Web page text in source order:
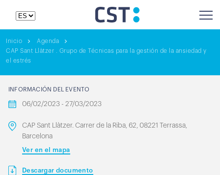
Inicio
Agenda
CAP Sant Llàtzer . Grupo de Técnicas para la gestión de la ansiedad y
el estrés
INFORMACIÓN DEL EVENTO
06/02/2023 - 27/03/2023
CAP Sant Llàtzer. Carrer de la Riba, 62, 08221 Terrassa,
Barcelona
Ver en el mapa
Descargar documento